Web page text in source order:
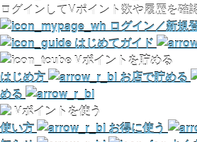
ログインしてVポイント数や履歴を確
ログイン／新規
はじめてガイド
Vポイントを貯める
はじめ方
お店で貯める
める
Vポイントを使う
使い方
お得に使う